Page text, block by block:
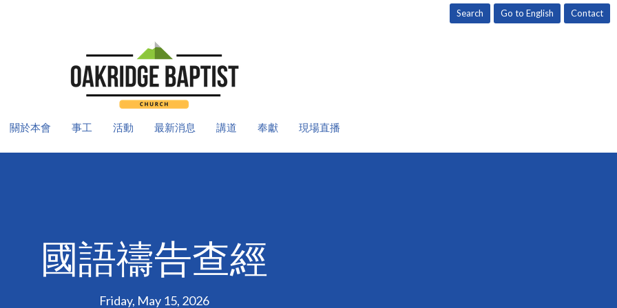
Search Go to English Contact
關於本會 事工 活動 最新消息 講道 奉獻 現場直播
國語禱告查經
Friday, May 15, 2026